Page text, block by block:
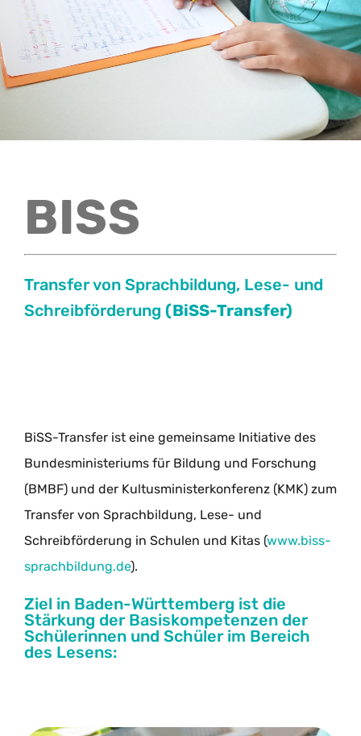
Kontakt
BISS
Transfer von Sprachbildung, Lese- und
Schreibförderung (BiSS-Transfer)
BiSS-Transfer ist eine gemeinsame Initiative des
Bundesministeriums für Bildung und Forschung
(BMBF) und der Kultusministerkonferenz (KMK) zum
Transfer von Sprachbildung, Lese- und
Schreibförderung in Schulen und Kitas (www.biss-
sprachbildung.de).
Ziel in Baden-Württemberg ist die
Stärkung der Basiskompetenzen der
Schülerinnen und Schüler im Bereich
des Lesens: